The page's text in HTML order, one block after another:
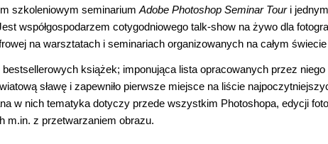
szkoleniowym seminarium Adobe Photoshop Seminar Touri
współgospodarzem cotygodniowego talk-show na żywo dla
na warsztatach i seminariach organizowanych na całym świecie
książek; imponująca lista opracowanych przez niego
sławę i zapewniło pierwsze miejsce na liście
w nich tematyka dotyczy przede wszystkim Photoshopa, edycji
m.in. z przetwarzaniem obrazu.